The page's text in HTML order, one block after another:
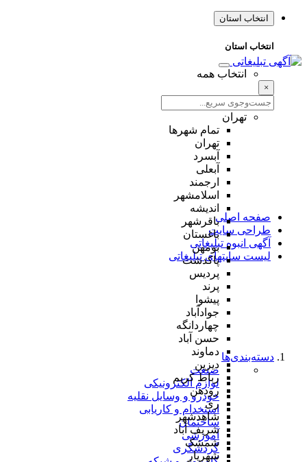
انتخاب استان
انتخاب استان
انتخاب همه
×
تهران
تمام شهر‌ها
تهران
آبسرد
آبعلی
ارجمند
اسلامشهر
اندیشه
باقرشهر
باغستان
بومهن
پاکدشت
پردیس
پرند
پیشوا
جوادآباد
چهاردانگه
حسن آباد
دماوند
دیزین
رباط کریم
رودهن
ری
شاهدشهر
شریف آباد
شمشک
شهریار
صفحه اصلی
طراحی سایت
آگهی انبوه تبلیغاتی
لیست سایتهای تبلیغاتی
دسته‌بندی‌ها
صنعت
لوازم الکترونیکی
خودرو و وسایل نقلیه
استخدام و کاریابی
ساختمان
آموزشی
گردشگری